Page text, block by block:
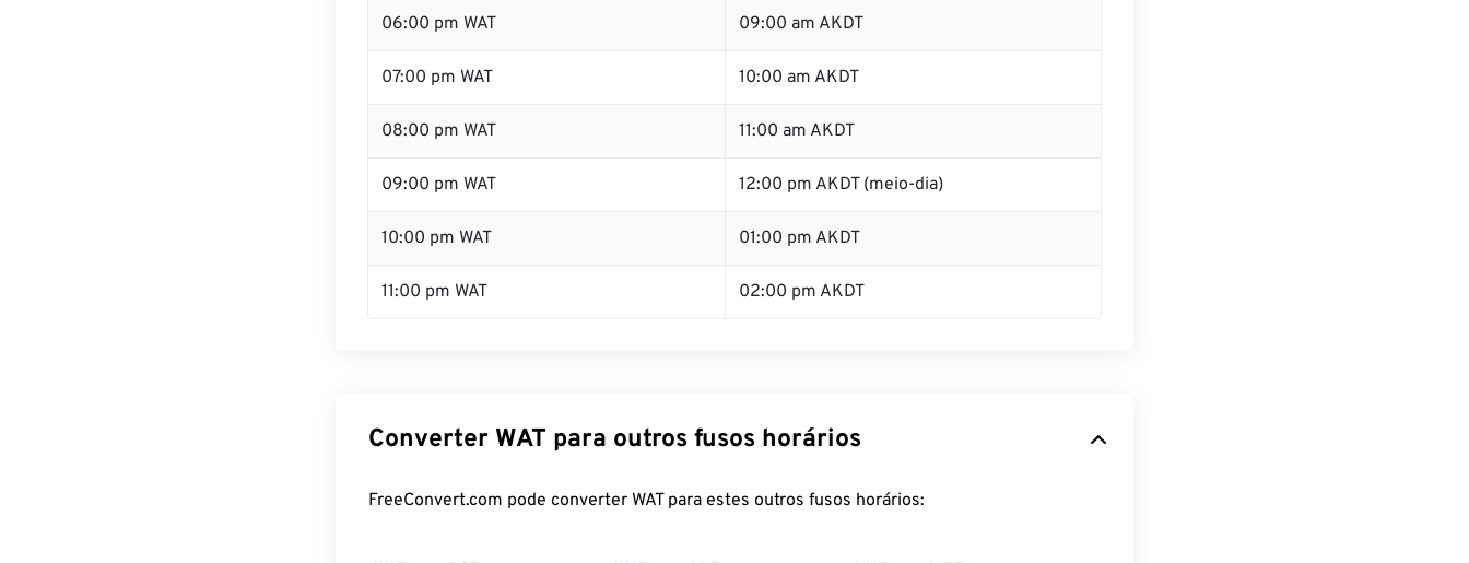
06:00 pm WAT 09:00 am AKDT
07:00 pm WAT 10:00 am AKDT
08:00 pm WAT 11:00 am AKDT
09:00 pm WAT 12:00 pm AKDT (meio-dia)
10:00 pm WAT 01:00 pm AKDT
11:00 pm WAT 02:00 pm AKDT
Converter WAT para outros fusos horários
FreeConvert.com pode converter WAT para estes outros fusos horários: